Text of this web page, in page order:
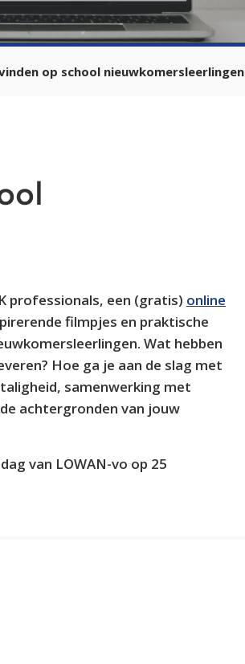
op school nieuwkomersleerlingen
professionals, een (gratis) online
filmpjes en praktische
Wat hebben
Hoe ga je aan de slag met
samenwerking met
achtergronden van jouw
van LOWAN-vo op 25